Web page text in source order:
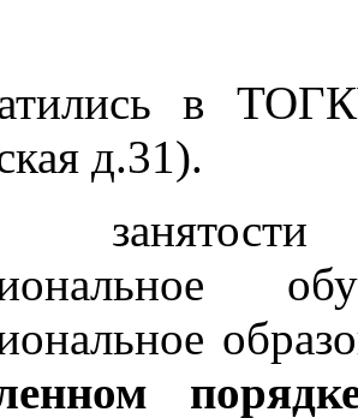
в
д.31).